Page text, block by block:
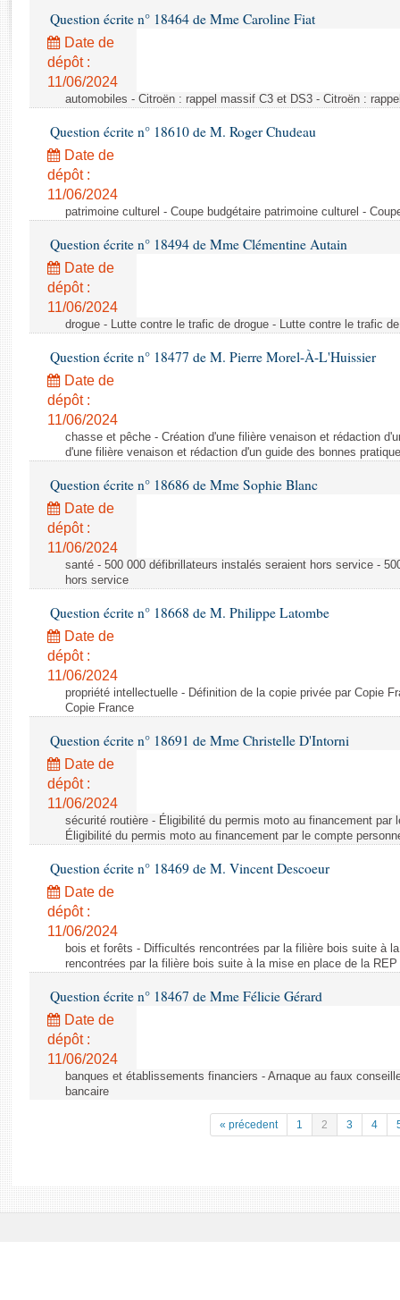
Rapports législatifs
Rapports sur l'application des lois
Baromètre de l’application des lois
Budget et sécurité sociale
Questions écrites et orales
Comptes rendus des débats
Question écrite n° 18464 de Mme Caroline Fiat
Date de
dépôt :
11/06/2024
automobiles - Citroën : rappel massif C3 et DS3 - Citroën :
Question écrite n° 18610 de M. Roger Chudeau
Date de
dépôt :
11/06/2024
patrimoine culturel - Coupe budgétaire patrimoine culturel -
Question écrite n° 18494 de Mme Clémentine Autain
Date de
dépôt :
11/06/2024
drogue - Lutte contre le trafic de drogue - Lutte contre le trafic
Question écrite n° 18477 de M. Pierre Morel-À-L'Huissier
Date de
dépôt :
11/06/2024
chasse et pêche - Création d'une filière venaison et rédaction
d'une filière venaison et rédaction d'un guide des bonnes
Question écrite n° 18686 de Mme Sophie Blanc
Date de
dépôt :
11/06/2024
santé - 500 000 défibrillateurs instalés seraient hors service -
hors service
Question écrite n° 18668 de M. Philippe Latombe
Date de
dépôt :
11/06/2024
propriété intellectuelle - Définition de la copie privée par Copie
Copie France
Question écrite n° 18691 de Mme Christelle D'Intorni
Date de
dépôt :
11/06/2024
sécurité routière - Éligibilité du permis moto au financement par
Éligibilité du permis moto au financement par le compte
Question écrite n° 18469 de M. Vincent Descoeur
Date de
dépôt :
11/06/2024
bois et forêts - Difficultés rencontrées par la filière bois suite à
rencontrées par la filière bois suite à la mise en place de la REP
Question écrite n° 18467 de Mme Félicie Gérard
Date de
dépôt :
11/06/2024
banques et établissements financiers - Arnaque au faux
bancaire
« précedent 1 2 3 4